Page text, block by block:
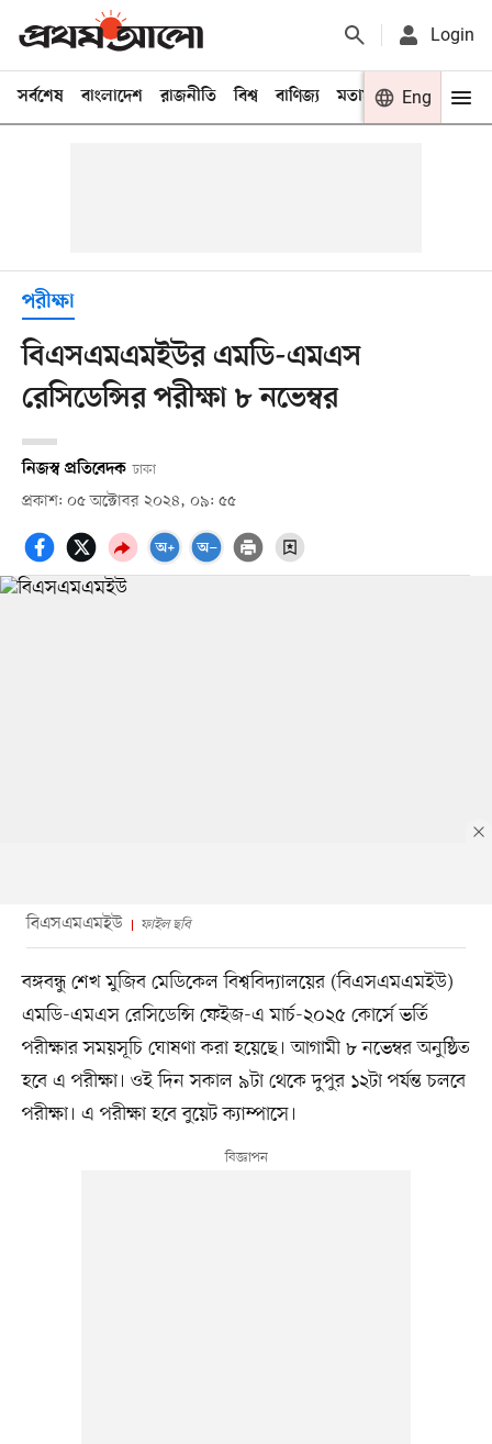
Login
সর্বশেষ বাংলাদেশ রাজনীতি বিশ্ব বাণিজ্য মতামত খেলা
Eng
পরীক্ষা
বিএসএমএমইউর এমডি-এমএস
রেসিডেন্সির পরীক্ষা ৮ নভেম্বর
নিজস্ব প্রতিবেদক ঢাকা
প্রকাশ: ০৫ অক্টোবর ২০২৪, ০৯: ৫৫
বিএসএমএমইউ ফাইল ছবি
বঙ্গবন্ধু শেখ মুজিব মেডিকেল বিশ্ববিদ্যালয়ের (বিএসএমএমইউ)
এমডি-এমএস রেসিডেন্সি ফেইজ-এ মার্চ-২০২৫ কোর্সে ভর্তি
পরীক্ষার সময়সূচি ঘোষণা করা হয়েছে। আগামী ৮ নভেম্বর অনুষ্ঠিত
হবে এ পরীক্ষা। ওই দিন সকাল ৯টা থেকে দুপুর ১২টা পর্যন্ত চলবে
পরীক্ষা। এ পরীক্ষা হবে বুয়েট ক্যাম্পাসে।